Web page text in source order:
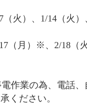
（火）、1/14（火
（月）※、2/18
作業の為、電話
ください。